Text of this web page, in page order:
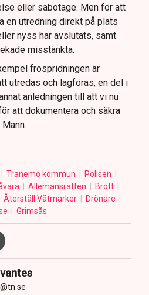
eller sabotage. Men för att
en utredning direkt på plats
nyss har avslutats, samt
misstänkta.
fröspridningen är
utredas och lagföras, en del i
anledningen till att vi nu
att dokumentera och säkra
Tranemo kommun
Polisen
Allemansrätten
Brott
Återställ Våtmarker
Drönare
Grimsås